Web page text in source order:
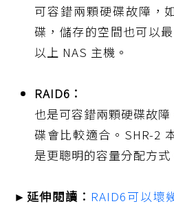
可容錯兩顆硬碟故障，
碟，儲存的空間也可以
以上 NAS 主機。
RAID6：
也是可容錯兩顆硬碟故
碟會比較適合。SHR-2
是更聰明的容量分配方式
►延伸閱讀： RAID6可以壞